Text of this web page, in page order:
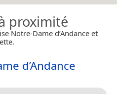
proximité
Notre-Dame d’Andance et
d’Andance